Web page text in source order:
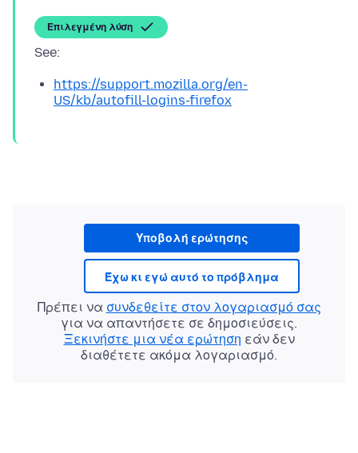
Επιλεγμένη λύση
https://support.mozilla.org/en-
US/kb/autofill-logins-firefox
Υποβολή ερώτησης
Έχω κι εγώ αυτό το πρόβλημα
Πρέπει να συνδεθείτε στον λογαριασμό σας
για να απαντήσετε σε δημοσιεύσεις.
Ξεκινήστε μια νέα ερώτηση εάν δεν
διαθέτετε ακόμα λογαριασμό.